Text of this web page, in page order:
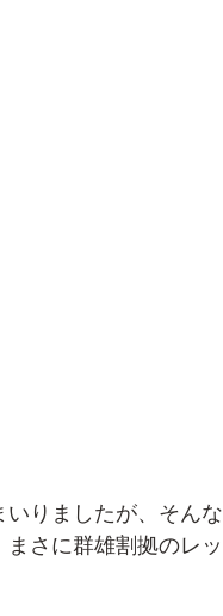
りましたが、そんな
さに群雄割拠のレッ